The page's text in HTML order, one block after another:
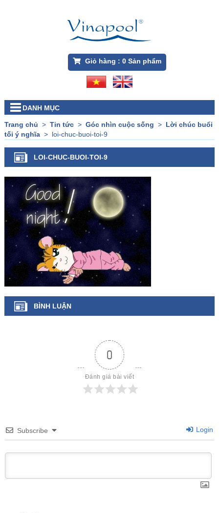
Giỏ hàng : 0Sản phẩm
DANH MỤC
Trang chủ > Tin tức> Góc nhìn cuộc sống > Lời chúc buổi
tối ý nghĩa> loi-chuc-buoi-toi-9
LOI-CHUC-BUOI-TOI-9
BÌNH LUẬN
0
Đánh giá bài viết
Subscribe Login